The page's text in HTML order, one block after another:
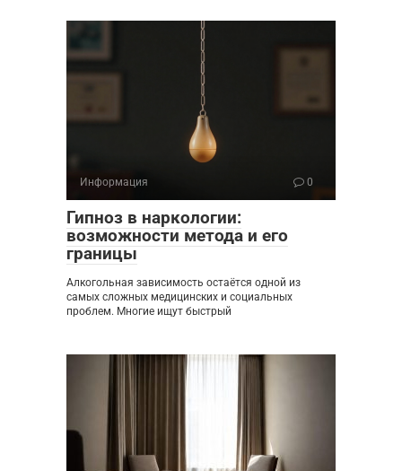
Информация 0
Гипноз в наркологии:
возможности метода и его
границы
Алкогольная зависимость остаётся одной из
самых сложных медицинских и социальных
проблем. Многие ищут быстрый